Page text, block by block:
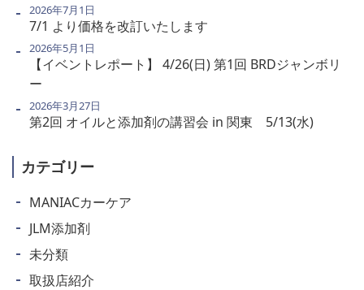
7/1 より価格を改訂いたします
2026年7月1日
【イベントレポート】 4/26(日) 第1回 BRDジャンボリ
ー
2026年5月1日
第2回 オイルと添加剤の講習会 in 関東 5/13(水)
2026年3月27日
カテゴリー
MANIACカーケア
JLM添加剤
未分類
取扱店紹介